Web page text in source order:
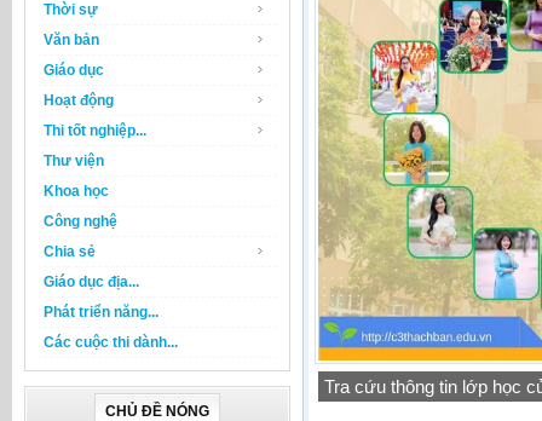
Thời sự
Văn bản
Giáo dục
Hoạt động
Thi tốt nghiệp...
Thư viện
Khoa học
Công nghệ
Chia sẻ
Giáo dục địa...
Phát triển năng...
Các cuộc thi dành...
CHỦ ĐỀ NÓNG
Tra cứu thông tin lớp học
Thông báo lịch tập trung